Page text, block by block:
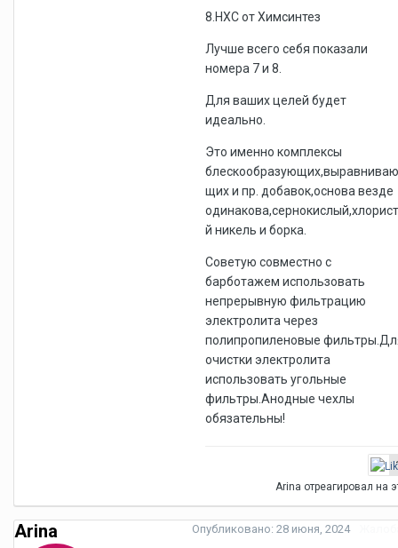
8.НХС от Химсинтез
Лучше всего себя показали
номера 7 и 8.
Для ваших целей будет
идеально.
Это именно комплексы
блескообразующих,выравниваю
щих и пр. добавок,основа везде
й никель и борка.
Советую совместно с
барботажем использовать
непрерывную фильтрацию
электролита через
полипропиленовые
очистки электролита
использовать угольные
фильтры.Анодные чехлы
обязательны!
Arina отреагировал на
Arina Опубликовано: 28 июня, 2024